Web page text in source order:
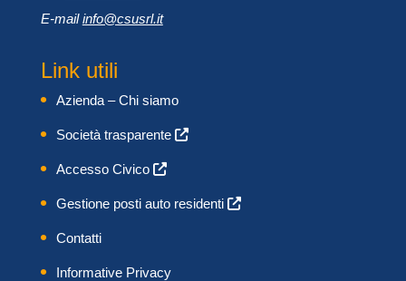
E-mailinfo@csusrl.it
Link utili
Azienda – Chi siamo
Società trasparente
Accesso Civico
Gestione posti auto residenti
Contatti
Informative Privacy